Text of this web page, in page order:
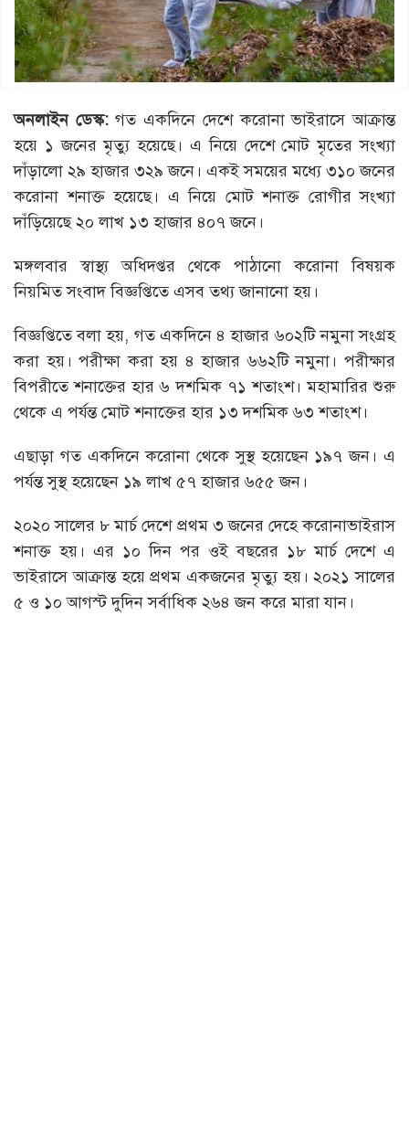
অনলাইন ডেস্ক:গত একদিনে দেশে করোনা ভাইরাসে আক্রান্ত
হয়ে ১ জনের মৃত্যু হয়েছে। এ নিয়ে দেশে মোট মৃতের সংখ্যা
দাঁড়ালো ২৯ হাজার ৩২৯ জনে। একই সময়ের মধ্যে ৩১০ জনের
করোনা শনাক্ত হয়েছে। এ নিয়ে মোট শনাক্ত রোগীর সংখ্যা
দাঁড়িয়েছে ২০ লাখ ১৩ হাজার ৪০৭ জনে।
মঙ্গলবার স্বাস্থ্য অধিদপ্তর থেকে পাঠানো করোনা বিষয়ক
নিয়মিত সংবাদ বিজ্ঞপ্তিতে এসব তথ্য জানানো হয়।
বিজ্ঞপ্তিতে বলা হয়, গত একদিনে ৪ হাজার ৬০২টি নমুনা সংগ্রহ
করা হয়। পরীক্ষা করা হয় ৪ হাজার ৬৬২টি নমুনা। পরীক্ষার
বিপরীতে শনাক্তের হার ৬ দশমিক ৭১ শতাংশ। মহামারির শুরু
থেকে এ পর্যন্ত মোট শনাক্তের হার ১৩ দশমিক ৬৩ শতাংশ।
এছাড়া গত একদিনে করোনা থেকে সুস্থ হয়েছেন ১৯৭ জন। এ
পর্যন্ত সুস্থ হয়েছেন ১৯ লাখ ৫৭ হাজার ৬৫৫ জন।
২০২০ সালের ৮ মার্চ দেশে প্রথম ৩ জনের দেহে করোনাভাইরাস
শনাক্ত হয়। এর ১০ দিন পর ওই বছরের ১৮ মার্চ দেশে এ
ভাইরাসে আক্রান্ত হয়ে প্রথম একজনের মৃত্যু হয়। ২০২১ সালের
৫ ও ১০ আগস্ট দুদিন সর্বাধিক ২৬৪ জন করে মারা যান।